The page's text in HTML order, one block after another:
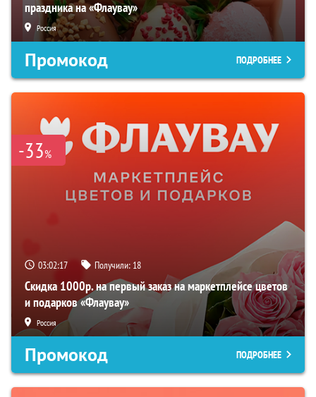
праздника на «Флаувау»
Россия
Промокод ПОДРОБНЕЕ
-33%
03:02:16 Получили: 18
Скидка 1000р. на первый заказ на маркетплейсе цветов
и подарков «Флаувау»
Россия
Промокод ПОДРОБНЕЕ